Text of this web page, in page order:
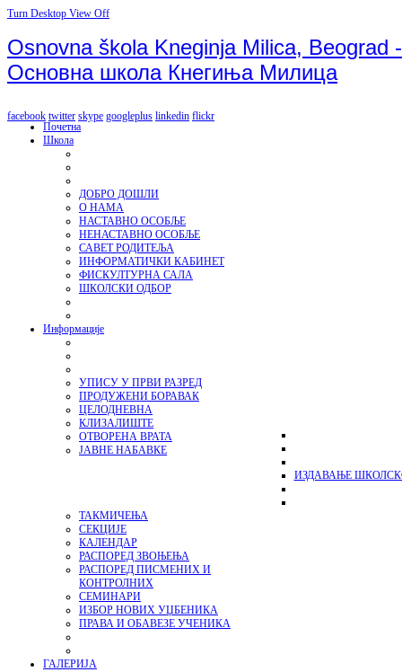
Turn Desktop View Off
Osnovna škola Kneginja Milica, Beograd -
Основна школа Кнегиња Милица
facebook twitter skype googleplus linkedin flickr
Почетна
Школа
ДОБРО ДОШЛИ
О НАМА
НАСТАВНО ОСОБЉЕ
НЕНАСТАВНО ОСОБЉЕ
САВЕТ РОДИТЕЉА
ИНФОРМАТИЧКИ КАБИНЕТ
ФИСКУЛТУРНА САЛА
ШКОЛСКИ ОДБОР
Информације
УПИСУ У ПРВИ РАЗРЕД
ПРОДУЖЕНИ БОРАВАК
ЦЕЛОДНЕВНА
КЛИЗАЛИШТЕ
ОТВОРЕНА ВРАТА
ЈАВНЕ НАБАВКЕ
ИЗДАВАЊЕ
ТАКМИЧЕЊА
СЕКЦИЈЕ
КАЛЕНДАР
РАСПОРЕД ЗВОЊЕЊА
РАСПОРЕД ПИСМЕНИХ И
КОНТРОЛНИХ
СЕМИНАРИ
ИЗБОР НОВИХ УЏБЕНИКА
ПРАВА И ОБАВЕЗЕ УЧЕНИКА
ГАЛЕРИЈА